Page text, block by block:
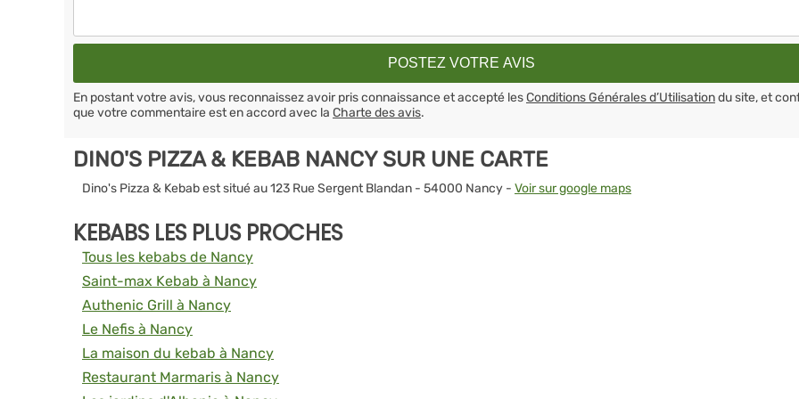
En postant votre avis, vous reconnaissez avoir pris connaissance et accepté lesConditions Générales d’Utilisationdu site, et
que votre commentaire est en accord avec la Charte des avis.
DINO'S PIZZA & KEBAB NANCY SUR UNE CARTE
Dino's Pizza & Kebab est situé au 123 Rue Sergent Blandan - 54000 Nancy - Voir sur google maps
KEBABS LES PLUS PROCHES
Tous les kebabs de Nancy
Saint-max Kebab à Nancy
Authenic Grill à Nancy
Le Nefis à Nancy
La maison du kebab à Nancy
Restaurant Marmaris à Nancy